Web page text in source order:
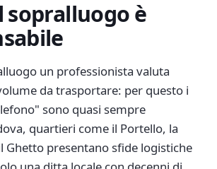
sopralluogo è
un professionista valuta
da trasportare: per questo i
sono quasi sempre
quartieri come il Portello, la
Ghetto presentano sfide logistiche